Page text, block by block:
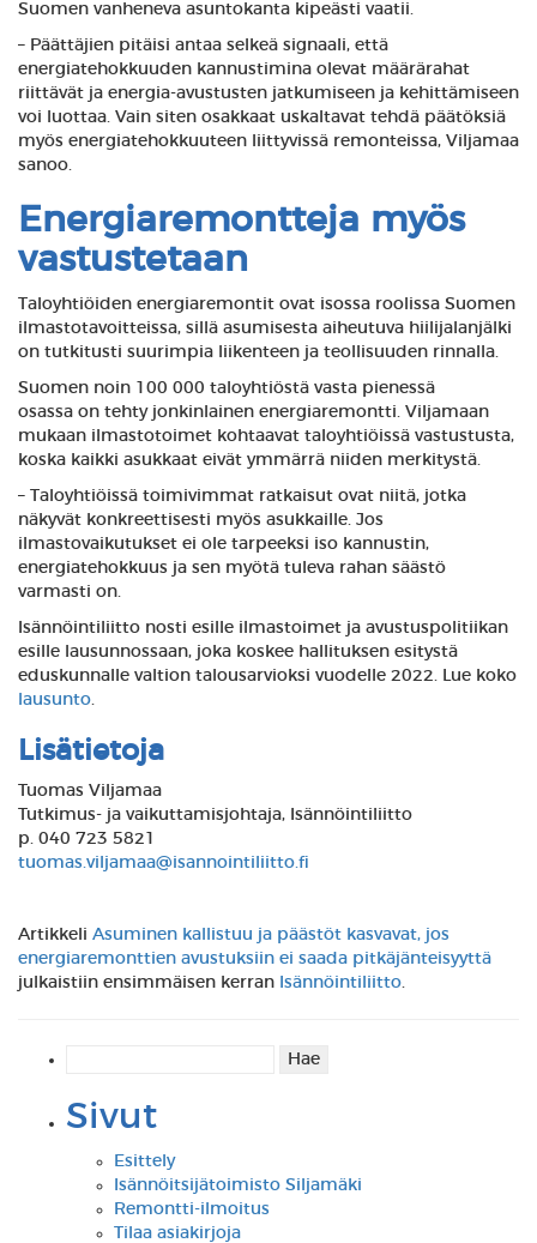
Suomen vanheneva asuntokanta kipeästi vaatii.
– Päättäjien pitäisi antaa selkeä signaali, että
energiatehokkuuden kannustimina olevat määrärahat
riittävät ja energia-avustusten jatkumiseen ja kehittämiseen
voi luottaa. Vain siten osakkaat uskaltavat tehdä päätöksiä
myös energiatehokkuuteen liittyvissä remonteissa, Viljamaa
sanoo.
Energiaremontteja myös
vastustetaan
Taloyhtiöiden energiaremontit ovat isossa roolissa Suomen
ilmastotavoitteissa, sillä asumisesta aiheutuva hiilijalanjälki
on tutkitusti suurimpia liikenteen ja teollisuuden rinnalla.
Suomen noin 100 000 taloyhtiöstä vasta pienessä
osassa on tehty jonkinlainen energiaremontti. Viljamaan
mukaan ilmastotoimet kohtaavat taloyhtiöissä vastustusta,
koska kaikki asukkaat eivät ymmärrä niiden merkitystä.
– Taloyhtiöissä toimivimmat ratkaisut ovat niitä, jotka
näkyvät konkreettisesti myös asukkaille. Jos
ilmastovaikutukset ei ole tarpeeksi iso kannustin,
energiatehokkuus ja sen myötä tuleva rahan säästö
varmasti on.
Isännöintiliitto nosti esille ilmastoimet ja avustuspolitiikan
esille lausunnossaan, joka koskee hallituksen esitystä
eduskunnalle valtion talousarvioksi vuodelle 2022. Lue koko
lausunto.
Lisätietoja
Tuomas Viljamaa
Tutkimus- ja vaikuttamisjohtaja, Isännöintiliitto
p. 040 723 5821
tuomas.viljamaa@isannointiliitto.fi
Artikkeli Asuminen kallistuu ja päästöt kasvavat, jos
energiaremonttien avustuksiin ei saada pitkäjänteisyyttä
julkaistiin ensimmäisen kerran Isännöintiliitto.
Sivut
Esittely
Isännöitsijätoimisto Siljamäki
Remontti-ilmoitus
Tilaa asiakirjoja